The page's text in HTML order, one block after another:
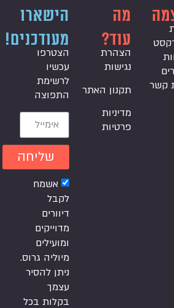
קשר
מה
עוד?
הצהרת
נגישות
תקנון האתר
מדיניות
פרטיות
הישארו
מעודכנים!
הצטרפו
עכשיו
לרשימת
התפוצה
אשמח
לקבל
דיוורים
מדוייקים
ומועילים
מיוליה גרוס.
ניתן להסיר
עצמך
בקלות בכל
שליחה